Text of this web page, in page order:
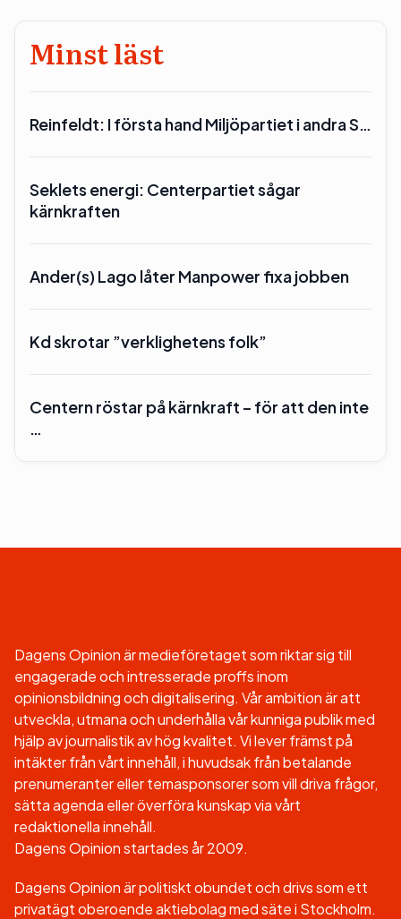
Minst läst
Reinfeldt: I första hand Miljöpartiet i andra S…
Seklets energi: Centerpartiet sågar
kärnkraften
Ander(s) Lago låter Manpower fixa jobben
Kd skrotar ”verklighetens folk”
Centern röstar på kärnkraft – för att den inte
…
Dagens Opinion är medieföretaget som riktar sig till
engagerade och intresserade proffs inom
opinionsbildning och digitalisering. Vår ambition är att
utveckla, utmana och underhålla vår kunniga publik med
hjälp av journalistik av hög kvalitet. Vi lever främst på
intäkter från vårt innehåll, i huvudsak från betalande
prenumeranter eller temasponsorer som vill driva frågor,
sätta agenda eller överföra kunskap via vårt
redaktionella innehåll.
Dagens Opinion startades år 2009.
Dagens Opinion är politiskt obundet och drivs som ett
privatägt oberoende aktiebolag med säte i Stockholm.